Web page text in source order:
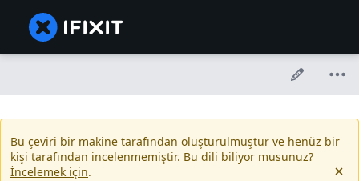
Bu çeviri bir makine tarafından oluşturulmuştur ve henüz bir
kişi tarafından incelenmemiştir. Bu dili biliyor musunuz?
İncelemek için.